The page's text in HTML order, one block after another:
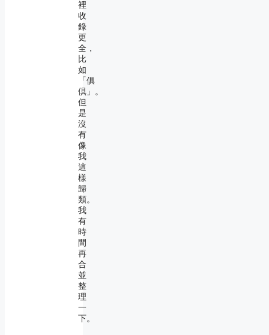
裡
收
錄
更
全，
比
如
「俱
倶」。
但
是
沒
有
像
我
這
樣
歸
類。
我
有
時
間
再
合
並
整
理
一
下。